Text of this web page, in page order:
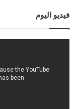
فيديو اليوم